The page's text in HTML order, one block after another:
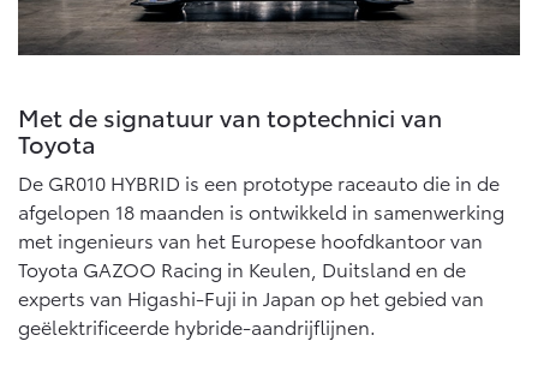
Met de signatuur van toptechnici van
Toyota
De GR010 HYBRID is een prototype raceauto die in de
afgelopen 18 maanden is ontwikkeld in samenwerking
met ingenieurs van het Europese hoofdkantoor van
Toyota GAZOO Racing in Keulen, Duitsland en de
experts van Higashi-Fuji in Japan op het gebied van
geëlektrificeerde hybride-aandrijflijnen.